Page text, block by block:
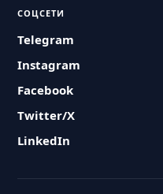
СОЦСЕТИ
Telegram
Instagram
Facebook
Twitter/X
LinkedIn